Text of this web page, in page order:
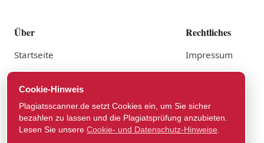
Über
Startseite
Anbieter
Rechtliches
Impressum
Datenschutz
Widerruf
Cookie-Hinweis
Plagiatsscanner.de setzt Cookies ein, um Sie sicher
bezahlen zu lassen und die Plagiatsprüfung anzubieten.
Lesen Sie unsere Cookie- und Datenschutz-Hinweise.